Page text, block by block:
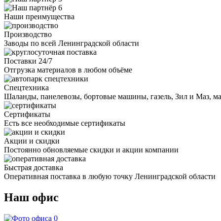
Наши преимущества
Производство
Заводы по всей Ленинградской области
Поставки 24/7
Отгрузка материалов в любом объёме
Спецтехника
Шаланды, панелевозы, бортовые машины, газель, Зил и Маз,
Сертификаты
Есть все необходимые сертификаты
Акции и скидки
Постоянно обновляемые скидки и акции компании
Быстрая доставка
Оперативная поставка в любую точку Ленинградской области
Наш офис